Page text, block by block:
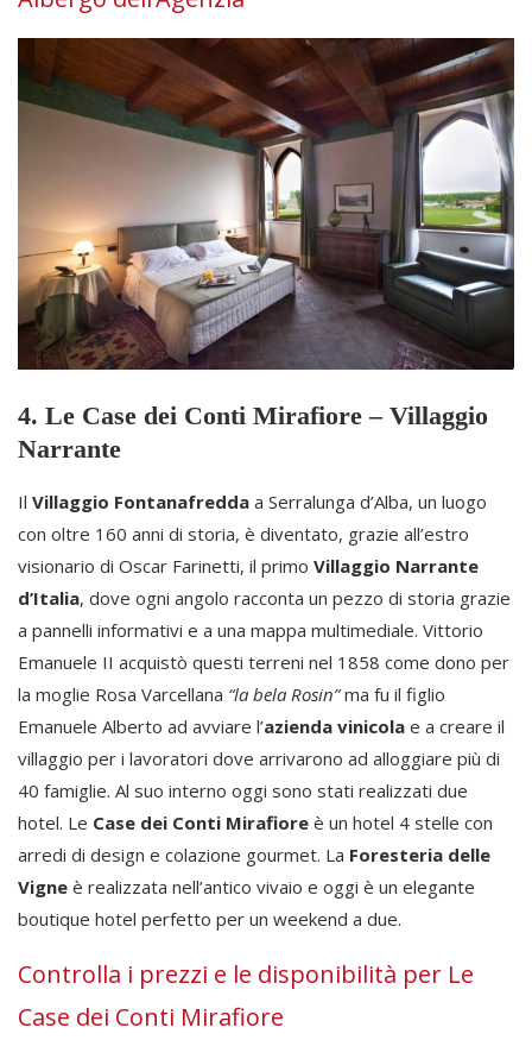
4. Le Case dei Conti Mirafiore – Villaggio
Narrante
Il Villaggio Fontanafredda a Serralunga d’Alba, un luogo
con oltre 160 anni di storia, è diventato, grazie all’estro
visionario di Oscar Farinetti, il primo Villaggio Narrante
d’Italia, dove ogni angolo racconta un pezzo di storia grazie
a pannelli informativi e a una mappa multimediale. Vittorio
Emanuele II acquistò questi terreni nel 1858 come dono per
la moglie Rosa Varcellana “la bela Rosin”ma fu il figlio
Emanuele Alberto ad avviare l’azienda vinicola e a creare il
villaggio per i lavoratori dove arrivarono ad alloggiare più di
40 famiglie. Al suo interno oggi sono stati realizzati due
hotel. Le Case dei Conti Mirafiore è un hotel 4 stelle con
arredi di design e colazione gourmet. La Foresteria delle
Vigne è realizzata nell’antico vivaio e oggi è un elegante
boutique hotel perfetto per un weekend a due.
Controlla i prezzi e le disponibilità per Le
Case dei Conti Mirafiore